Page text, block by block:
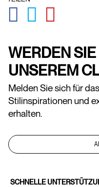
WERDEN
UNSEREM
Melden Sie sich für
Stilinspirationen und
erhalten.
SCHNELLE